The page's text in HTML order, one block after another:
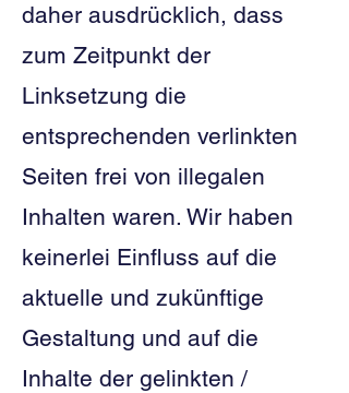
daher ausdrücklich, dass
zum Zeitpunkt der
Linksetzung die
entsprechenden verlinkten
Seiten frei von illegalen
Inhalten waren. Wir haben
keinerlei Einfluss auf die
aktuelle und zukünftige
Gestaltung und auf die
Inhalte der gelinkten /